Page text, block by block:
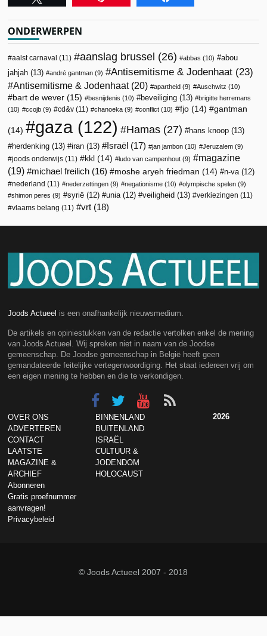
ONDERWERPEN
aalst carnaval (11) aanslag brussel (26) abbas (10)
abou
jahjah (13) andré gantman (9) Antisemitisme & Jodenhaat (23)
Antisemitisme & Jodenhaat(20) apartheid (9) Auschwitz (10)
bart de wever (15) besnijdenis (10) beveiliging (13)
brigitte herremans
(10)
ccojb (9) cd&v (11) chanoeka (9) conflict (10) fjo (14) gantman
(14) gaza (122) Hamas (27) hans knoop (13)
herdenking (13) iran (13) Israël (17) jan jambon (10) Jeruzalem (9)
joods onderwijs (11) kkl (14) ludo van campenhout (9)
magazine
(19)
michael freilich (16) moshe aryeh friedman (14) n-va (12)
nederland (11) nederzettingen (9) negationisme (10) olympische spelen (9)
shimon peres (9) syrië (12) unia (12) veiligheid (13) verkiezingen (11)
vlaams belang (11) vrt (18)
Joods Actueel is een onafhankelijk nieuwsmedium.
De artikels en opiniestukken van de redactie vertolken enkel de mening
van Joods Actueel. Wij spreken niet in naam van de Joodse
gemeenschap. De Joodse gemeenschap in België heeft geen
gemandateerde feitelijke vertegenwoordiging. Het staat iedereen vrij om
een eigen mening te hebben en die te verkondigen.
OVER ONS
ADVERTEREN
CONTACT
LAATSTE
MAGAZINE &
ARCHIEF
Abonneren
Gratis proefnummer
aanvragen!
Privacybeleid
BINNENLAND
BUITENLAND
ISRAËL
CULTUUR &
JODENDOM
HOLOCAUST
2026
© Joods Actueel 2007 - 2018